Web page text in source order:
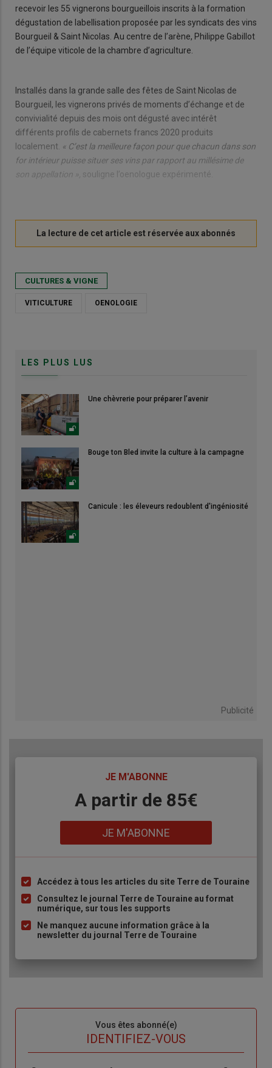
recevoir les 55 vignerons bourgueillois inscrits à la formation
dégustation de labellisation proposée par les syndicats des vins
Bourgueil & Saint Nicolas. Au centre de l’arène, Philippe Gabillot
de l’équipe viticole de la chambre d’agriculture.
Installés dans la grande salle des fêtes de Saint Nicolas de
Bourgueil, les vignerons privés de moments d’échange et de
convivialité depuis des mois ont dégusté avec intérêt
différents profils de cabernets francs 2020 produits
localement. « C’est la meilleure façon pour que chacun dans son
for intérieur puisse situer ses vins par rapport au millésime de
son appellation », souligne l’oenologue expérimenté.
CULTURES & VIGNE
VITICULTURE OENOLOGIE
LES PLUS LUS
Une chèvrerie pour préparer l’avenir
Bouge ton Bled invite la culture à la campagne
Canicule : les éleveurs redoublent d'ingéniosité
Publicité
JE M'ABONNE
A partir de 85€
JE M'ABONNE
Liste
à
puce
Accédez à tous les articles du site Terre de Touraine
Consultez le journal Terre de Touraine au format
numérique, sur tous les supports
Ne manquez aucune information grâce à la
newsletter du journal Terre de Touraine
Vous êtes abonné(e)
IDENTIFIEZ-VOUS